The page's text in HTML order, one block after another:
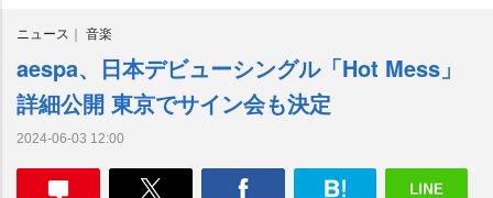
e
ニュース 音楽
aespa、日本デビューシングル「Hot Mess」
詳細公開 東京でサイン会も決定
2024-06-03 12:00